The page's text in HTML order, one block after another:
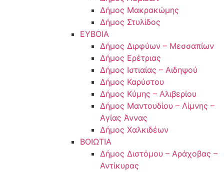
Δήμος Μακρακώμης
Δήμος Στυλίδος
ΕΥΒΟΙΑ
Δήμος Διρφύων – Μεσσαπίων
Δήμος Ερέτριας
Δήμος Ιστιαίας – Αιδηψού
Δήμος Καρύστου
Δήμος Κύμης – Αλιβερίου
Δήμος Μαντουδίου – Λίμνης –
Αγίας Άννας
Δήμος Χαλκιδέων
ΒΟΙΩΤΙΑ
Δήμος Διστόμου – Αράχοβας –
Αντίκυρας